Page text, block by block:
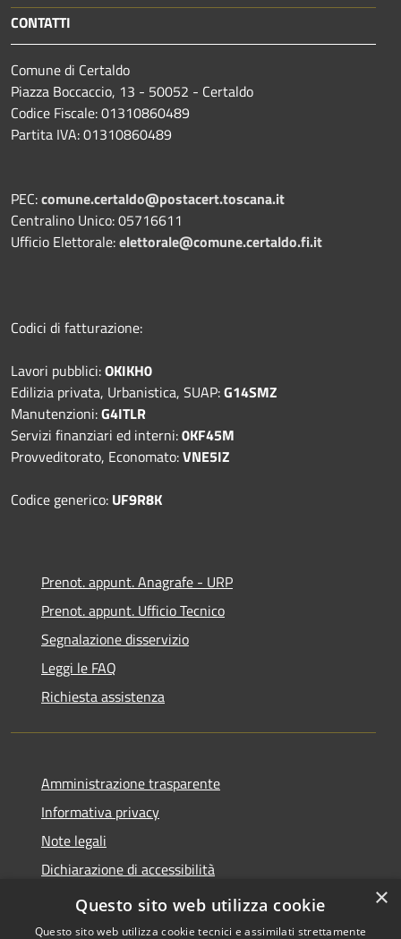
CONTATTI
Comune di Certaldo
Piazza Boccaccio, 13 - 50052 - Certaldo
Codice Fiscale: 01310860489
Partita IVA: 01310860489
PEC:comune.certaldo@postacert.toscana.it
Centralino Unico: 05716611
Ufficio Elettorale:elettorale@comune.certaldo.fi.it
Codici di fatturazione:
Lavori pubblici:OKIKH0
Edilizia privata, Urbanistica, SUAP:G14SMZ
Manutenzioni:G4ITLR
Servizi finanziari ed interni:0KF45M
Provveditorato, Economato:VNE5IZ
Codice generico: UF9R8K
Prenot. appunt. Anagrafe - URP
Prenot. appunt. Ufficio Tecnico
Segnalazione disservizio
Leggi le FAQ
Richiesta assistenza
Amministrazione trasparente
Informativa privacy
Note legali
Dichiarazione di accessibilità
Whistleblowing
×
Questo sito web utilizza cookie
Questo sito web utilizza cookie tecnici e assimilati strettamente